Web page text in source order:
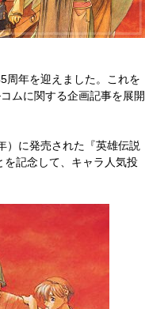
年を迎えました。これを
ムに関する企画記事を展開
に発売された『英雄伝説
記念して、キャラ人気投